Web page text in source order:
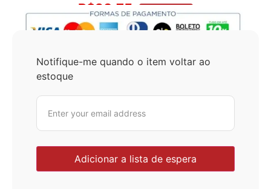
R$23,75 No Pix 5% OFF
Notifique-me quando o item voltar ao
estoque